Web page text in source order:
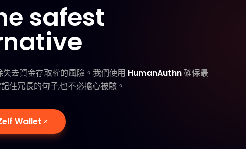
safest
去資金存取權的風險。我們使用 HumanAuthn確保最
住冗長的句子,也不必擔心被駭。
Wallet即時還原:幾秒鐘內存取您的錢包
只需掃描您的臉部,即可立即存取錢包。無需管理或使用助記
Personalized Zelf ID